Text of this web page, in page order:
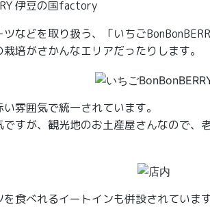
伊豆の国factory
などを取り扱う、「いちご
培がさかんなエリアだったりします。
雰囲気で統一されています。
すが、観光地のお土産屋さんなので、
食べれるイートインも併設されています